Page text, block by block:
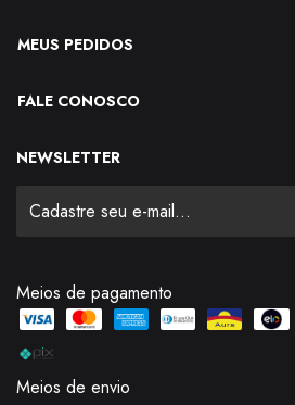
MEUS PEDIDOS
FALE CONOSCO
NEWSLETTER
Meios de pagamento
Meios de envio